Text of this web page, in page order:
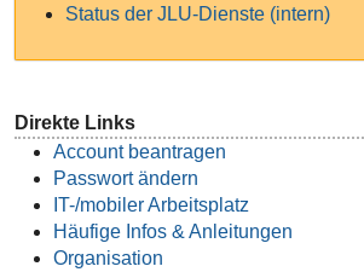
Status der JLU-Dienste (intern)
Direkte Links
Account beantragen
Passwort ändern
IT-/mobiler Arbeitsplatz
Häufige Infos & Anleitungen
Organisation